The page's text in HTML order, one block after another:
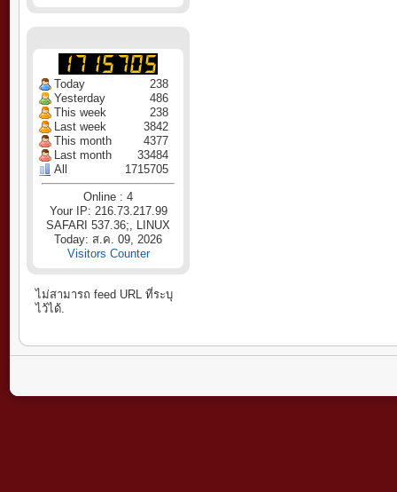
Today
238
Yesterday
486
This week
238
Last week
3842
This month
4377
Last month
33484
All
1715705
Online : 4
Your IP: 216.73.217.99
SAFARI 537.36;, LINUX
Today: ส.ค. 09, 2026
Visitors Counter
ไม่สามารถ feed URL ที่ระบุ
ไว้ได้.